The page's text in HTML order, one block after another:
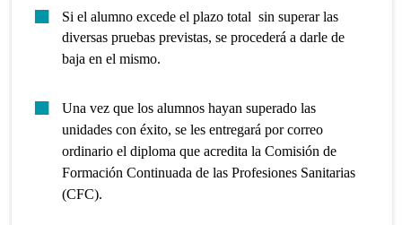
Si el alumno excede el plazo total sin superar las
diversas pruebas previstas, se procederá a darle de
baja en el mismo.
Una vez que los alumnos hayan superado las
unidades con éxito, se les entregará por correo
ordinario el diploma que acredita la Comisión de
Formación Continuada de las Profesiones Sanitarias
(CFC).